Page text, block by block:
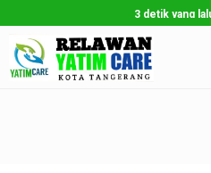
3 detik yang lalu/